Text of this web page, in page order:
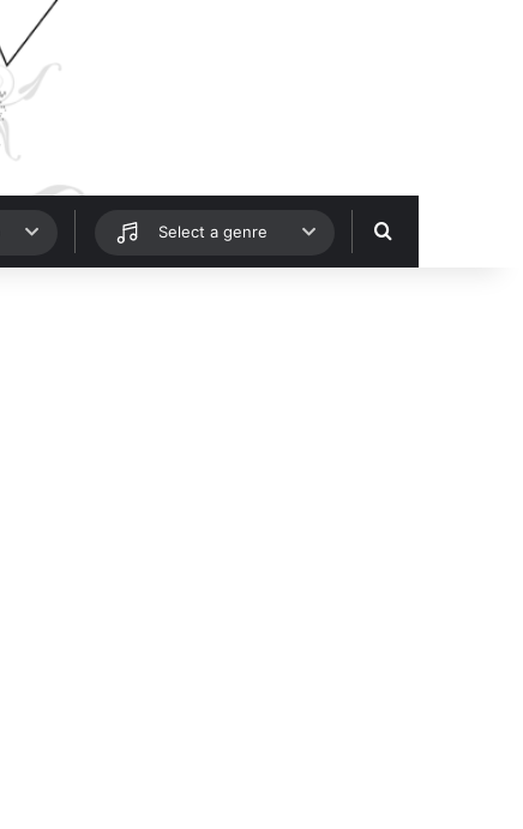
Select a genre Hledat